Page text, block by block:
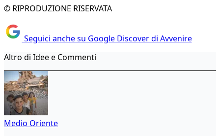
© RIPRODUZIONE RISERVATA
Seguici anche su Google Discover di Avvenire
Altro di Idee e Commenti
Medio Oriente